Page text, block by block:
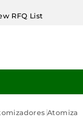
RFQ List
Atomiza